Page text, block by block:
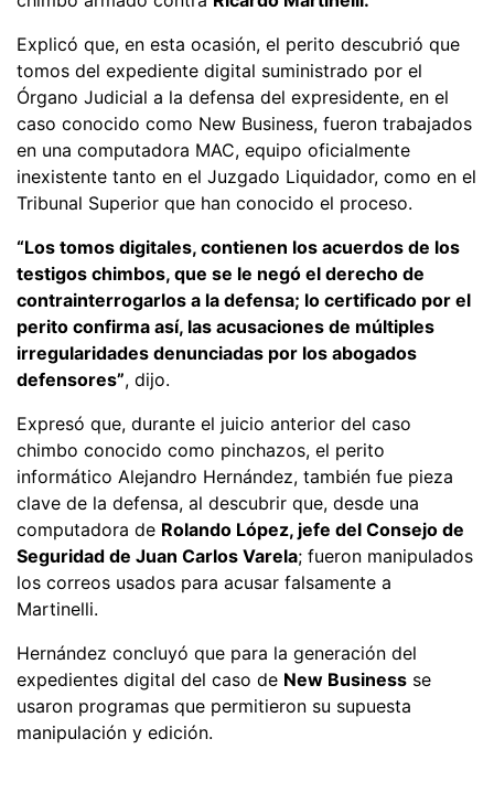
Explicó que, en esta ocasión, el perito descubrió que
tomos del expediente digital suministrado por el
Órgano Judicial a la defensa del expresidente, en el
caso conocido como New Business, fueron trabajados
en una computadora MAC, equipo oficialmente
inexistente tanto en el Juzgado Liquidador, como en el
Tribunal Superior que han conocido el proceso.
“Los tomos digitales, contienen los acuerdos de los
testigos chimbos, que se le negó el derecho de
contrainterrogarlos a la defensa; lo certificado por el
perito confirma así, las acusaciones de múltiples
irregularidades denunciadas por los abogados
defensores”, dijo.
Expresó que, durante el juicio anterior del caso
chimbo conocido como pinchazos, el perito
informático Alejandro Hernández, también fue pieza
clave de la defensa, al descubrir que, desde una
computadora de Rolando López, jefe del Consejo de
Seguridad de Juan Carlos Varela; fueron manipulados
los correos usados para acusar falsamente a
Martinelli.
Hernández concluyó que para la generación del
expedientes digital del caso de New Business se
usaron programas que permitieron su supuesta
manipulación y edición.